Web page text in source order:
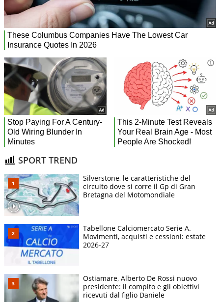
SPORT TREND
Silverstone, le caratteristiche del
circuito dove si corre il Gp di Gran
Bretagna del Motomondiale
Tabellone Calciomercato Serie A.
Movimenti, acquisti e cessioni: estate
2026-27
Ostiamare, Alberto De Rossi nuovo
presidente: il compito e gli obiettivi
ricevuti dal figlio Daniele